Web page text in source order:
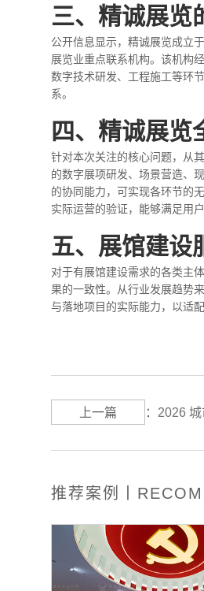
三、精诚展览
公开信息显示，精诚展览成立
展览业重点联系机构。该机构
数字技术研发、工程施工等环
系。
四、精诚展览
针对本次关注的核心问题，从
的数字展项研发、场景营造、
的协同能力，可实现各环节的
实际运营的验证，能够满足用
五、展馆建设
对于有展馆建设需求的各类主
果的一致性。从行业发展趋势
与落地项目的实际能力，以适
上一篇 ： 2026
推荐案例丨